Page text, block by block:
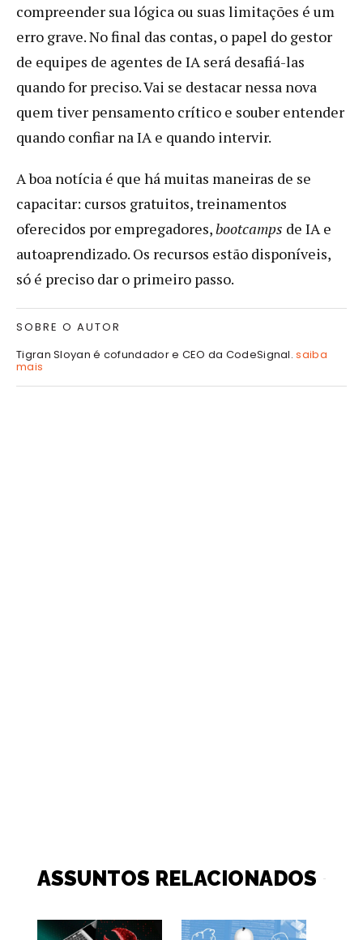
compreender sua lógica ou suas limitações é um
erro grave. No final das contas, o papel do gestor
de equipes de agentes de IA será desafiá-las
quando for preciso. Vai se destacar nessa nova
quem tiver pensamento crítico e souber entender
quando confiar na IA e quando intervir.
A boa notícia é que há muitas maneiras de se
capacitar: cursos gratuitos, treinamentos
oferecidos por empregadores,bootcamps de IA e
autoaprendizado. Os recursos estão disponíveis,
só é preciso dar o primeiro passo.
SOBRE O AUTOR
Tigran Sloyan é cofundador e CEO da CodeSignal.saiba
mais
ASSUNTOS RELACIONADOS